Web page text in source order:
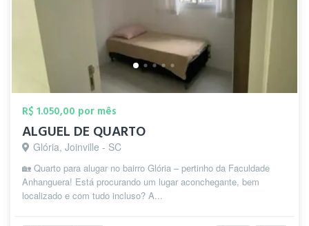
R$ 1.050,00 por mês
ALGUEL DE QUARTO
Glória, Joinville - SC
🏡 Quarto para alugar no bairro Glória – pertinho da Faculdade
Anhanguera! Está procurando um lugar aconchegante, bem
localizado e com tudo incluso? A...